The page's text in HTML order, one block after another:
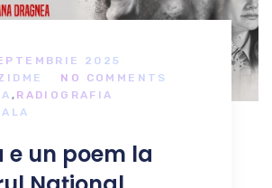
2025
NO COMMENTS
, RADIOGRAFIA
e un poem la